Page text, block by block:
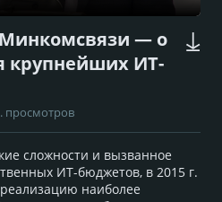
— о
крупнейших ИТ-
просмотров
сложности и вызванное
ИТ-бюджетов, в 2015 г.
наиболее